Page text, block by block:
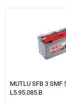
MUTLU SFB 3 SMF
L5.95.085.B